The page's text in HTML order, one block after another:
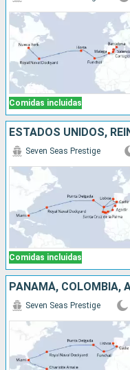
Comidas incluidas
Comidas incluidas
Seven Seas Prestige
Seven Seas Prestige